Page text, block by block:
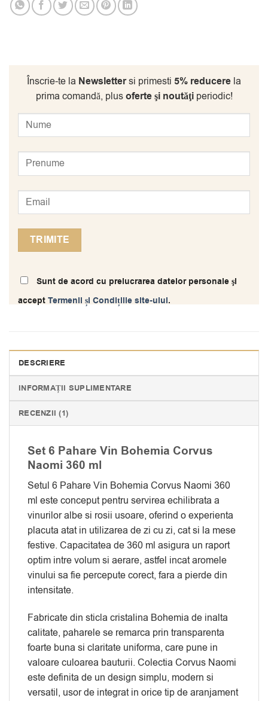
Înscrie-te la Newslettersi primesti 5% reducere la
prima comandă, plusoferte şi noutăţiperiodic!
Sunt de acord cu prelucrarea datelor personale şi
acceptTermenii și Condițiile site-ului.
DESCRIERE
INFORMAȚII SUPLIMENTARE
RECENZII (1)
Set 6 Pahare Vin Bohemia Corvus
Naomi 360 ml
Setul 6 Pahare Vin Bohemia Corvus Naomi 360
ml este conceput pentru servirea echilibrata a
vinurilor albe si rosii usoare, oferind o experienta
placuta atat in utilizarea de zi cu zi, cat si la mese
festive. Capacitatea de 360 ml asigura un raport
optim intre volum si aerare, astfel incat aromele
vinului sa fie percepute corect, fara a pierde din
intensitate.
Fabricate din sticla cristalina Bohemia de inalta
calitate, paharele se remarca prin transparenta
foarte buna si claritate uniforma, care pune in
valoare culoarea bauturii. Colectia Corvus Naomi
este definita de un design simplu, modern si
versatil, usor de integrat in orice tip de aranjament